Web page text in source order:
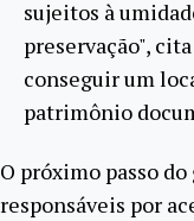
sujeitos à
preservação",
conseguir um
patrimônio
O próximo passo
responsáveis por